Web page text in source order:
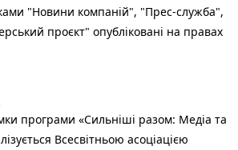
"Новини компаній", "Прес-служба",
проєкт" опубліковані на правах
програми «Сильніші разом: Медіа та
Всесвітньою асоціацією